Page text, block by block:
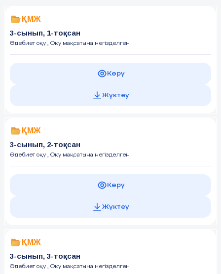
ҚМЖ
3-сынып, 1-тоқсан
Әдебиет оқу , Оқу мақсатына негізделген
Көру
Жүктеу
ҚМЖ
3-сынып, 2-тоқсан
Әдебиет оқу , Оқу мақсатына негізделген
Көру
Жүктеу
ҚМЖ
3-сынып, 3-тоқсан
Әдебиет оқу , Оқу мақсатына негізделген